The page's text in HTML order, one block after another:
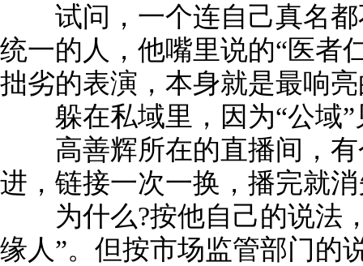
试问，一个连自己真名都
统一的人，他嘴里说的“医者
拙劣的表演，本身就是最响
躲在私域里，因为“公域”
高善辉所在的直播间，有
进，链接一次一换，播完就
为什么?按他自己的说法，
缘人”。但按市场监管部门的